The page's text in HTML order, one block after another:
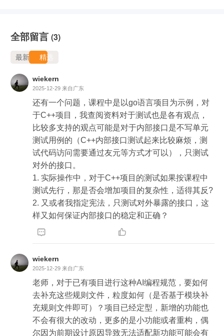
全部留言 (3)
最新 精选
wiekern
2025-12-29 来自广东
还有一个问题，课程中是以go语言项目为示例，对
于C++项目，我查阅资料对于测试也是各有观点，
比较多支持的观点可能是对于内部接口是不写单元
测试用例的（C++内部接口测试起来比较麻烦，测
试代码访问需要通过友元等方式才可以），只测试
对外的接口。
1. 实际操作中，对于C++项目的测试如果按课程中
测试先行，那是否会增加项目的复杂性，适得其反?
2. 又或者我指定宪法，只测试对外暴露的接口，这
样又如何保证内部接口的稳定和正确？
 
wiekern
2025-12-29 来自广东
老师，对于已有项目进行这种AI编程规范，要如何
去补充这些规则文件，粒度如何（是否基于模块补
充规则文件即可）？项目已经定型，新增的功能也
不会有很大的改动，更多的是小功能或者重构，偶
尔因为前期设计原因导致无法适配新功能可能会有